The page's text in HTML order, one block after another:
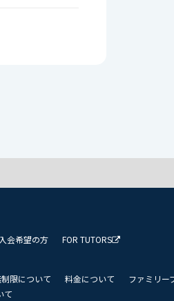
会希望の方 FOR TUTORS
限について 料金について
ファミリー
て